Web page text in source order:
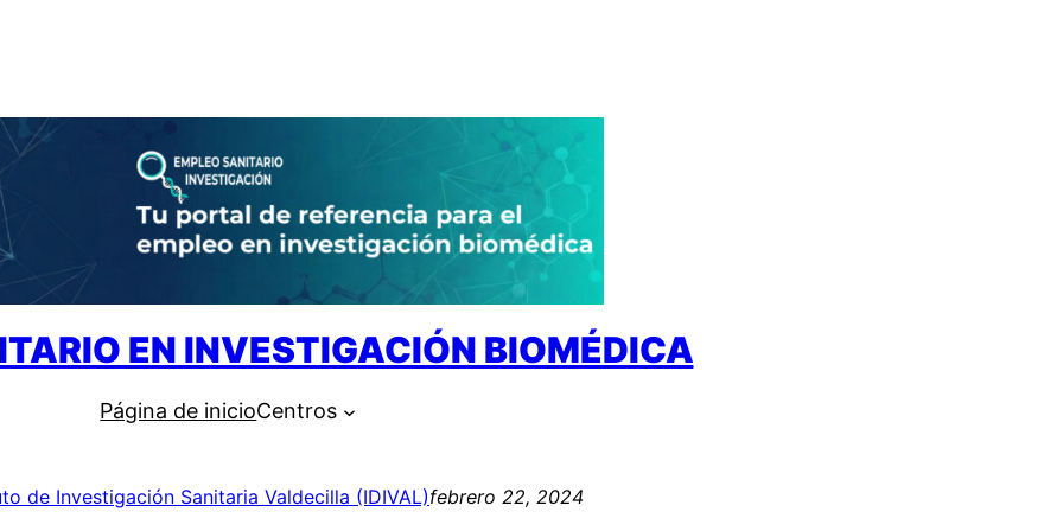
EN INVESTIGACIÓN BIOMÉDICA
Página de inicioCentros
de Investigación Sanitaria Valdecilla (IDIVAL)febrero 22, 2024